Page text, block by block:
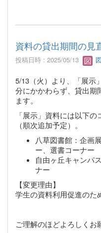
資料の貸出期間の見
投稿日時 : 2025/05/13
5/13（火）より、「展示
分にかかわらず、貸出期
ます。
「展示」資料には以下
（順次追加予定）。
八草図書館：企画
ー、選書コーナー
自由ヶ丘キャンパ
ナー
【変更理由】
学生の資料利用促進のた
ご理解のほどよろしくお